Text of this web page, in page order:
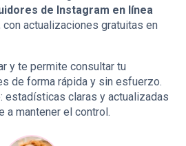
de Instagram en línea
con actualizaciones gratuitas en
y te permite consultar tu
de forma rápida y sin esfuerzo.
estadísticas claras y actualizadas
a mantener el control.